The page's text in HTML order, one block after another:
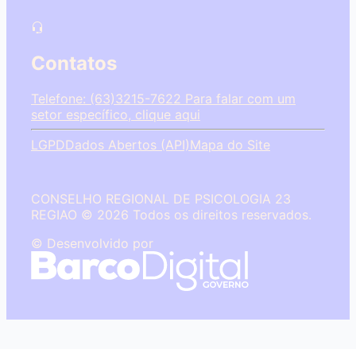
Contatos
Telefone: (63)3215-7622 Para falar com um
setor específico, clique aqui
LGPDDados Abertos (API)Mapa do Site
CONSELHO REGIONAL DE PSICOLOGIA 23
REGIAO © 2026 Todos os direitos reservados.
© Desenvolvido por